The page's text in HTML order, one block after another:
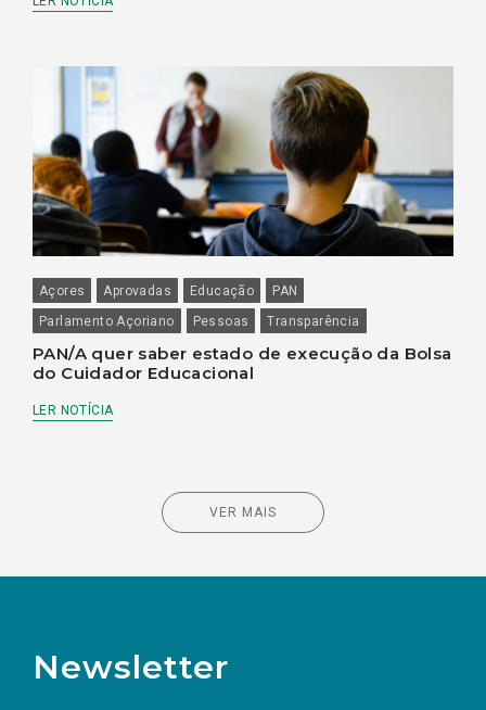
Açores Aprovadas Educação
PAN
Parlamento Açoriano
Pessoas Transparência
PAN/A quer saber estado de execução da Bolsa
do Cuidador Educacional
LER NOTÍCIA
VER MAIS
Newsletter